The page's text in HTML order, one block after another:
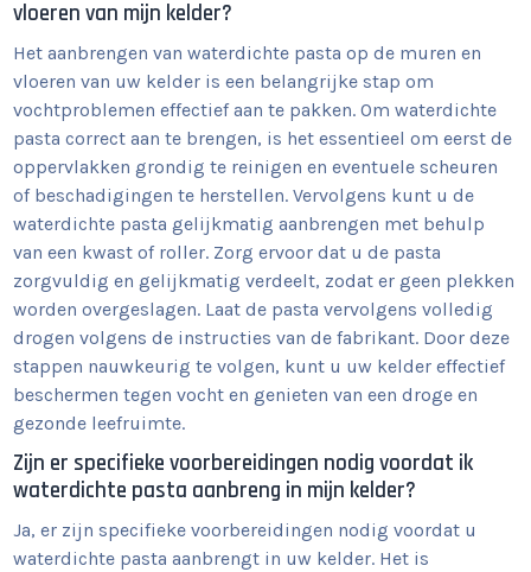
vloeren van mijn kelder?
Het aanbrengen van waterdichte pasta op de muren en
vloeren van uw kelder is een belangrijke stap om
vochtproblemen effectief aan te pakken. Om waterdichte
pasta correct aan te brengen, is het essentieel om eerst de
oppervlakken grondig te reinigen en eventuele scheuren
of beschadigingen te herstellen. Vervolgens kunt u de
waterdichte pasta gelijkmatig aanbrengen met behulp
van een kwast of roller. Zorg ervoor dat u de pasta
zorgvuldig en gelijkmatig verdeelt, zodat er geen plekken
worden overgeslagen. Laat de pasta vervolgens volledig
drogen volgens de instructies van de fabrikant. Door deze
stappen nauwkeurig te volgen, kunt u uw kelder effectief
beschermen tegen vocht en genieten van een droge en
gezonde leefruimte.
Zijn er specifieke voorbereidingen nodig voordat ik
waterdichte pasta aanbreng in mijn kelder?
Ja, er zijn specifieke voorbereidingen nodig voordat u
waterdichte pasta aanbrengt in uw kelder. Het is